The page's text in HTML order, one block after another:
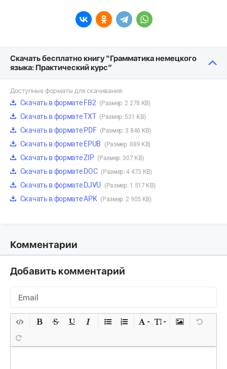
Скачать бесплатно книгу “Грамматика немецкого
языка: Практический курс”
Доступные форматы для скачивания:
Скачать в формате FB2 (Размер: 2 278 KB)
Скачать в формате TXT (Размер: 531 KB)
Скачать в формате PDF (Размер: 3 846 KB)
Скачать в формате EPUB (Размер: 889 KB)
Скачать в формате ZIP (Размер: 307 KB)
Скачать в формате DOC (Размер: 4 473 KB)
Скачать в формате DJVU (Размер: 1 517 KB)
Скачать в формате APK (Размер: 2 905 KB)
Комментарии
Добавить комментарий